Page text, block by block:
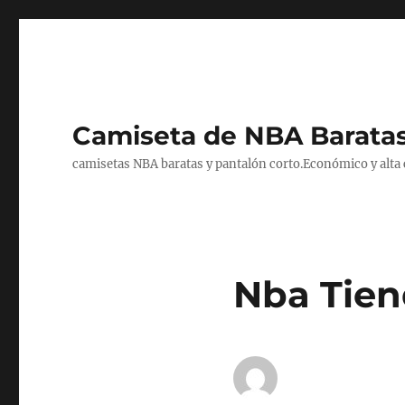
Camiseta de NBA
camisetas NBA baratas y pantalón corto.Económico y
Nba